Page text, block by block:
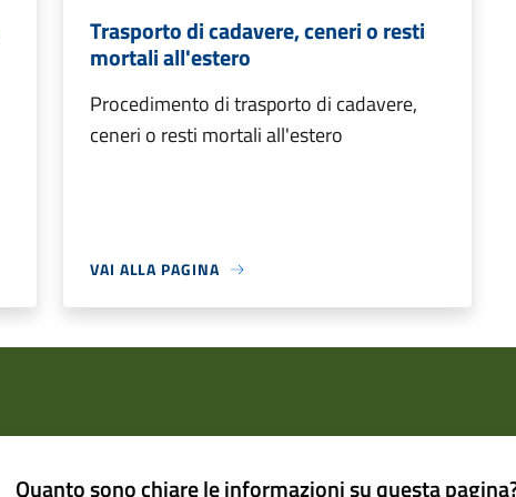
Trasporto di cadavere, ceneri o resti
mortali all'estero
Procedimento di trasporto di cadavere,
ceneri o resti mortali all'estero
VAI ALLA PAGINA
Quanto sono chiare le informazioni su questa